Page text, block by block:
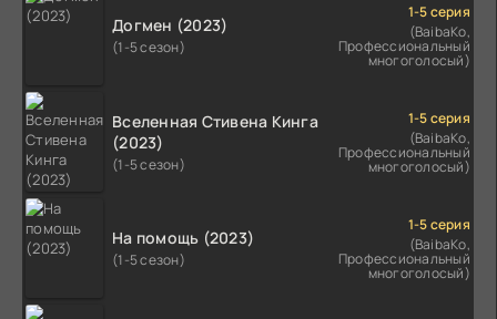
Догмен (2023)
(1-5 сезон)
1-5 серия
(BaibaKo,
Профессиональный
многоголосый)
Вселенная Стивена Кинга
(2023)
(1-5 сезон)
1-5 серия
(BaibaKo,
Профессиональный
многоголосый)
На помощь (2023)
(1-5 сезон)
1-5 серия
(BaibaKo,
Профессиональный
многоголосый)